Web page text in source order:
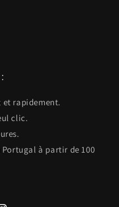
et rapidement.
clic.
à partir de 100